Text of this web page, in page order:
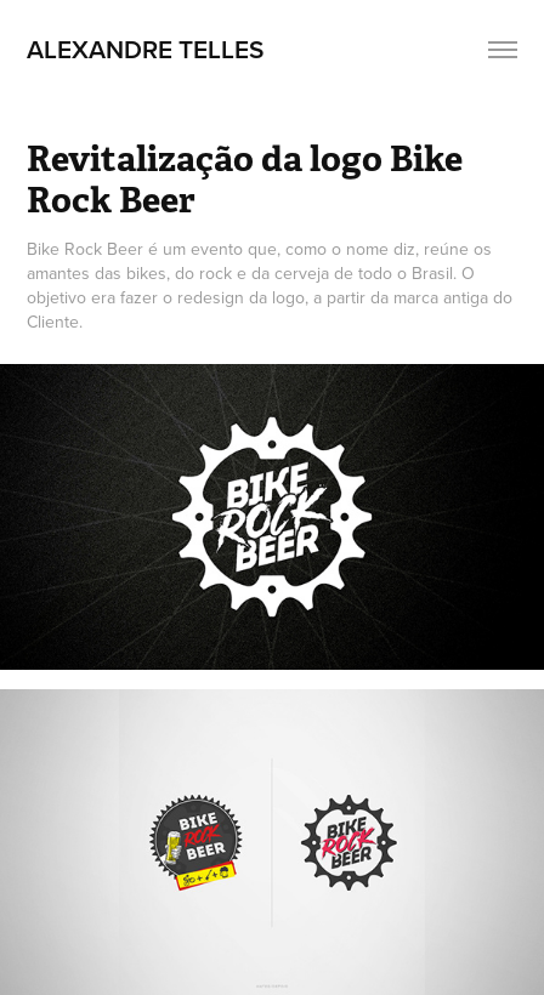
ALEXANDRE TELLES
Revitalização da logo Bike
Rock Beer
Bike Rock Beer é um evento que, como o nome diz, reúne os
amantes das bikes, do rock e da cerveja de todo o Brasil. O
objetivo era fazer o redesign da logo, a partir da marca antiga do
Cliente.